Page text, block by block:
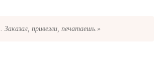
Заказал, привезли, печатаешь.»